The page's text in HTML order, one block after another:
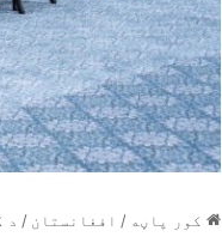
کور پاڼه / افغانستان / د